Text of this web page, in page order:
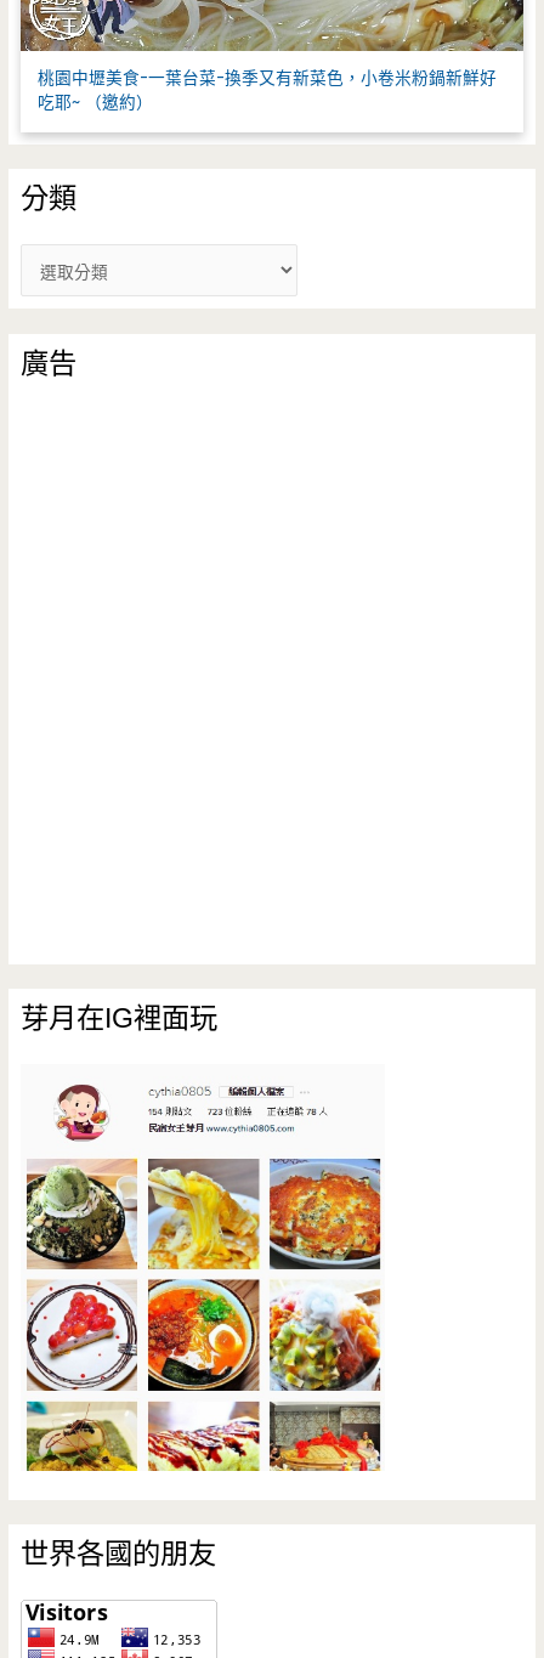
桃園中壢美食-一葉台菜-換季又有新菜色，小卷米粉鍋新鮮好
吃耶~ （邀約）
分類
類
廣告
芽月在IG裡面玩
世界各國的朋友